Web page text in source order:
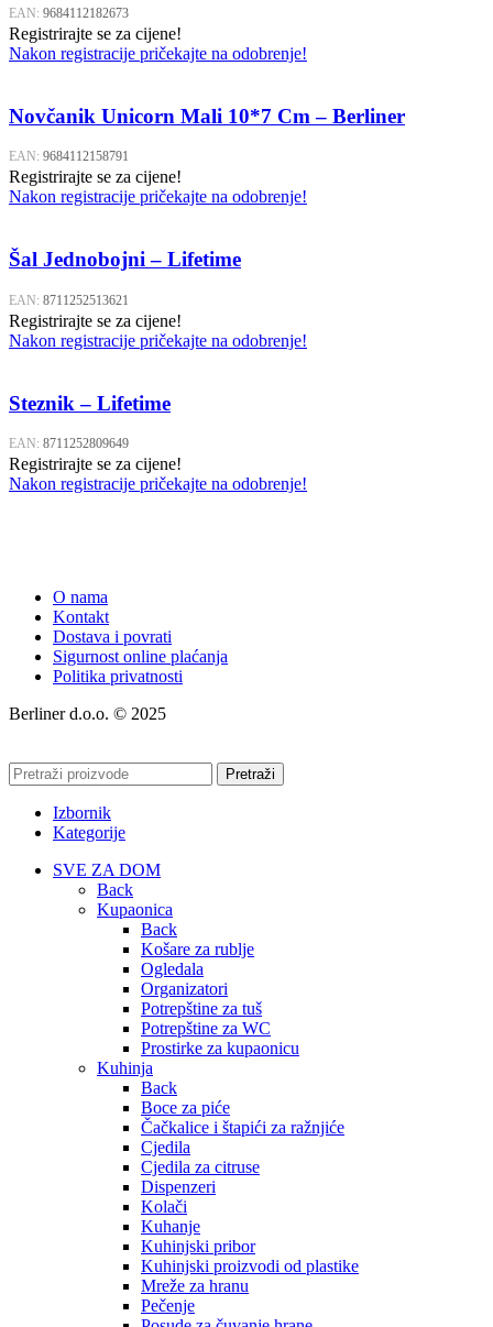
EAN: 9684112182673
Registrirajte se za cijene!
Nakon registracije pričekajte na odobrenje!
Novčanik Unicorn Mali 10*7 Cm – Berliner
EAN: 9684112158791
Registrirajte se za cijene!
Nakon registracije pričekajte na odobrenje!
Šal Jednobojni – Lifetime
EAN: 8711252513621
Registrirajte se za cijene!
Nakon registracije pričekajte na odobrenje!
Steznik – Lifetime
EAN: 8711252809649
Registrirajte se za cijene!
Nakon registracije pričekajte na odobrenje!
O nama
Kontakt
Dostava i povrati
Sigurnost online plaćanja
Politika privatnosti
Berliner d.o.o. © 2025
Pretraži
Izbornik
Kategorije
SVE ZA DOM
Back
Kupaonica
Back
Košare za rublje
Ogledala
Organizatori
Potrepštine za tuš
Potrepštine za WC
Prostirke za kupaonicu
Kuhinja
Back
Boce za piće
Čačkalice i štapići za ražnjiće
Cjedila
Cjedila za citruse
Dispenzeri
Kolači
Kuhanje
Kuhinjski pribor
Kuhinjski proizvodi od plastike
Mreže za hranu
Pečenje